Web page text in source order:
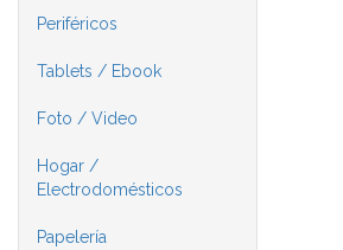
Periféricos
Tablets / Ebook
Foto / Video
Hogar /
Electrodomésticos
Papelería